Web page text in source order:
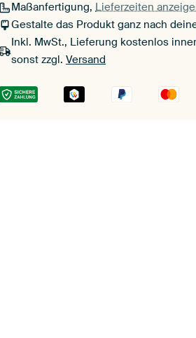
Maßanfertigung, Lieferzeiten
Gestalte das Produkt ganz nach
Inkl. MwSt., Lieferung kostenlos
sonst zzgl. Versand